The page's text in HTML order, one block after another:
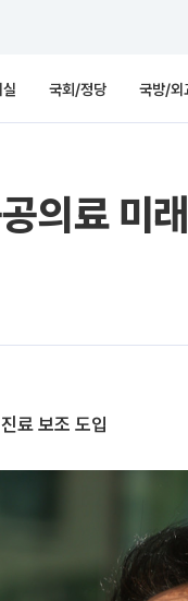
국회/정당 국방/외
의료 미
료 보조 도입